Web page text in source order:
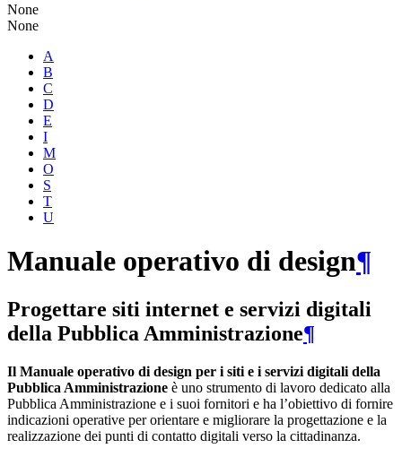
None
None
A
B
C
D
E
I
M
O
S
T
U
Manuale operativo di design¶
Progettare siti internet e servizi digitali
della Pubblica Amministrazione¶
Il Manuale operativo di design per i siti e i servizi digitali della
Pubblica Amministrazione è uno strumento di lavoro dedicato alla
Pubblica Amministrazione e i suoi fornitori e ha l’obiettivo di fornire
indicazioni operative per orientare e migliorare la progettazione e la
realizzazione dei punti di contatto digitali verso la cittadinanza.